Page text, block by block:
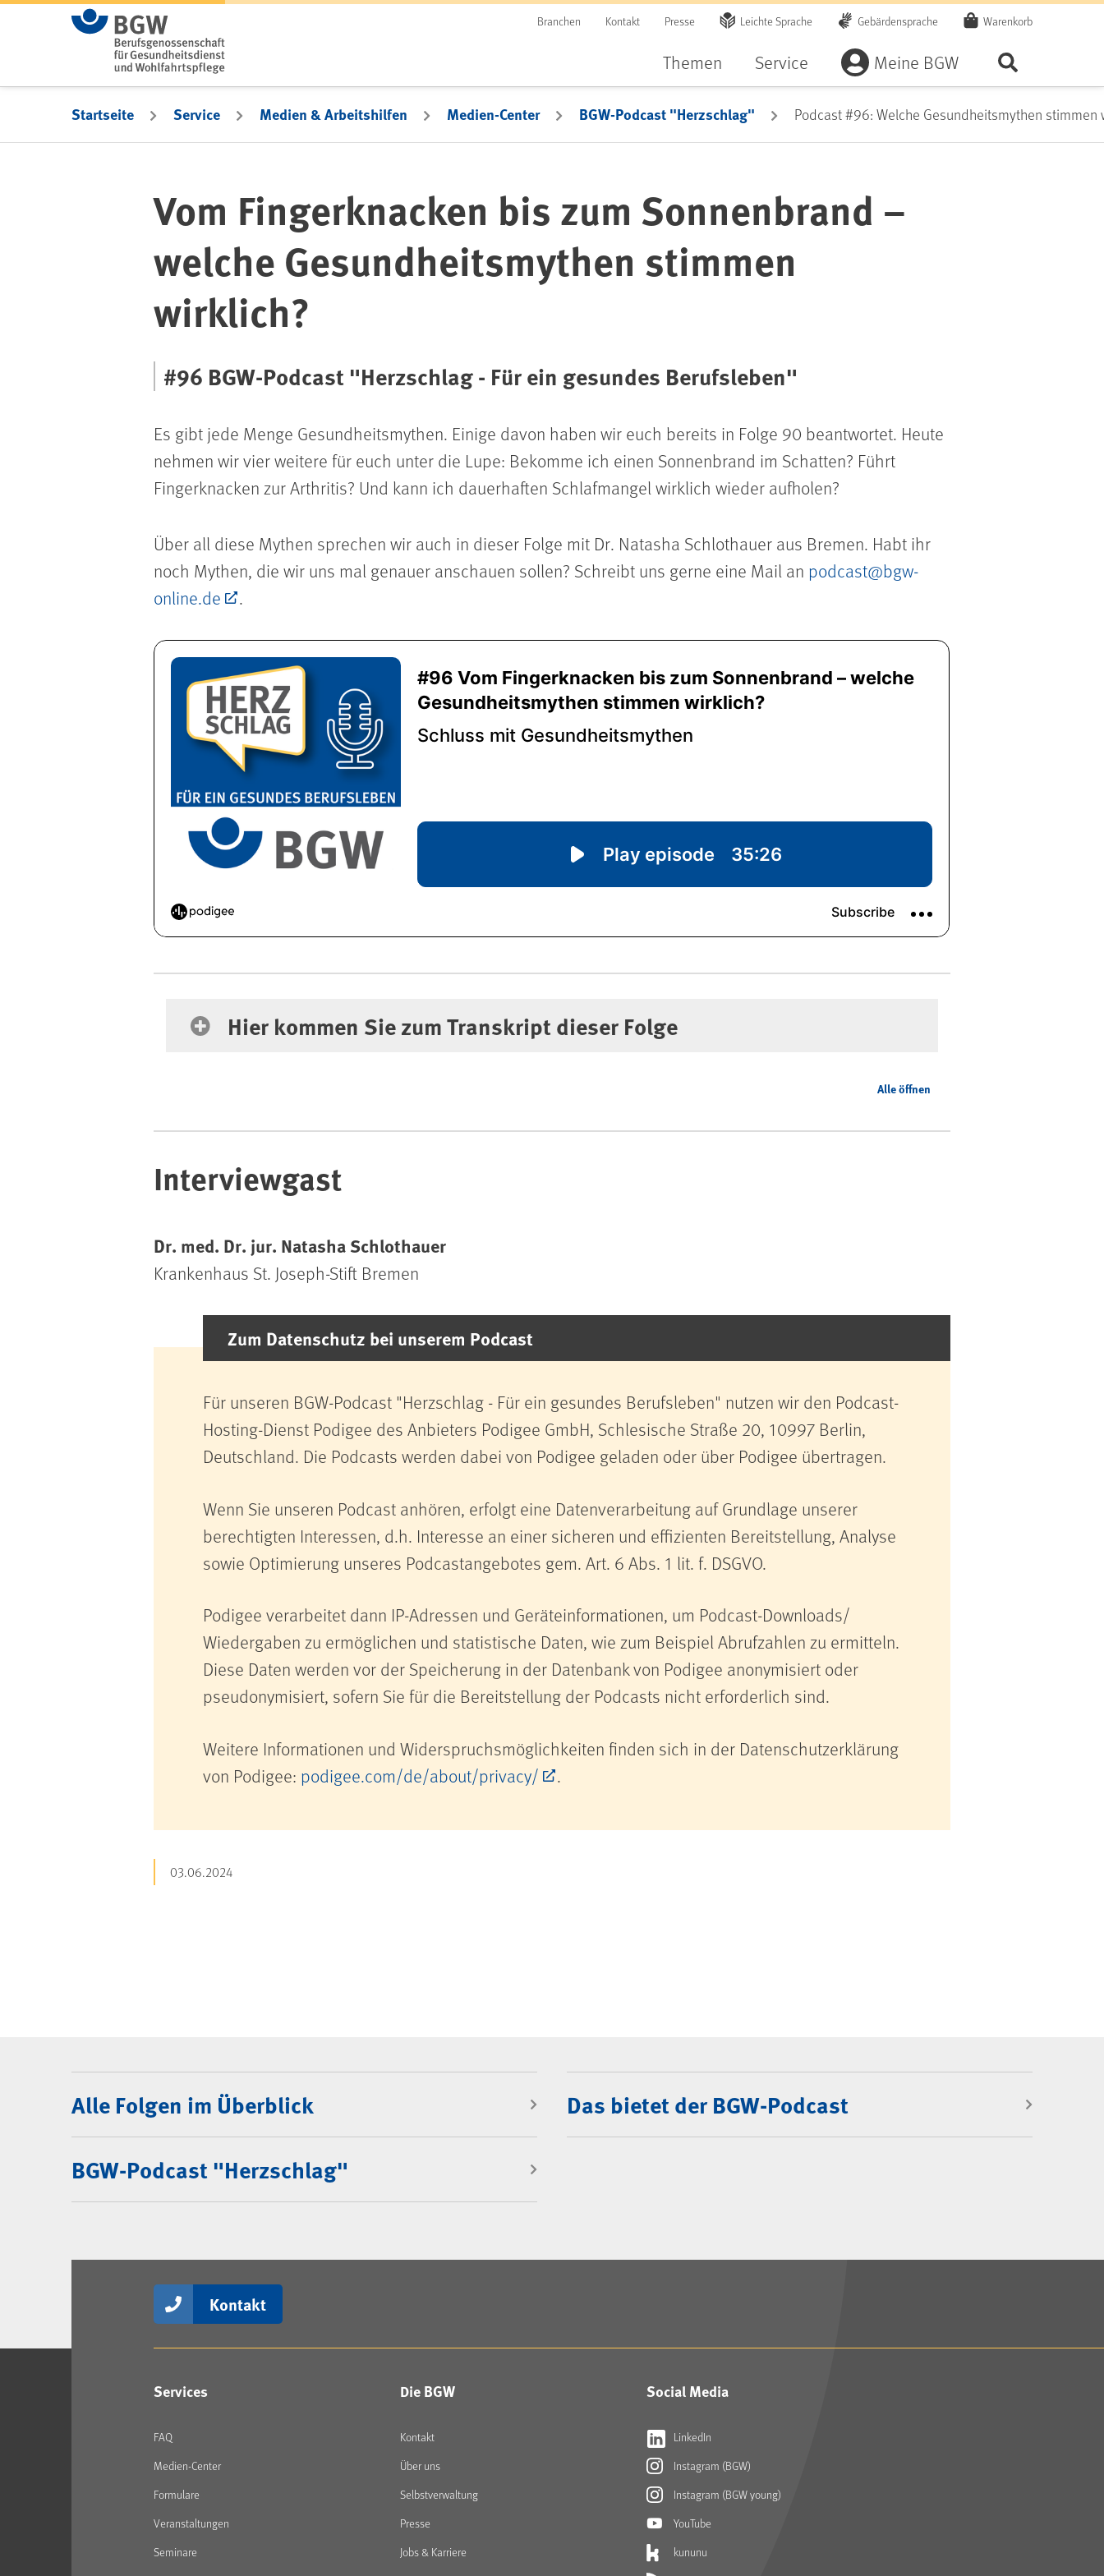
Zum Hauptinhalt springen Branchen Kontakt Presse Leichte Sprache Gebärdensprache Warenkorb
Themen Service Meine BGW
Startseite Service Medien & Arbeitshilfen Medien-Center BGW-Podcast "Herzschlag" Podcast #96: Welche Gesundheitsmythen stimmen
Vom Fingerknacken bis zum Sonnenbrand –
welche Gesundheitsmythen stimmen
wirklich?
#96 BGW-Podcast "Herzschlag - Für ein gesundes Berufsleben"
Es gibt jede Menge Gesundheitsmythen. Einige davon haben wir euch bereits in Folge 90 beantwortet. Heute
nehmen wir vier weitere für euch unter die Lupe: Bekomme ich einen Sonnenbrand im Schatten? Führt
Fingerknacken zur Arthritis? Und kann ich dauerhaften Schlafmangel wirklich wieder aufholen?
Über all diese Mythen sprechen wir auch in dieser Folge mit Dr. Natasha Schlothauer aus Bremen. Habt ihr
noch Mythen, die wir uns mal genauer anschauen sollen? Schreibt uns gerne eine Mail an podcast@bgw-
online.de
.
Hier kommen Sie zum Transkript dieser Folge
Hier kommen Sie zum Transkript dieser Folge
Alle öffnen
Interviewgast
Dr. med. Dr. jur. Natasha Schlothauer
Krankenhaus St. Joseph-Stift Bremen
Zum Datenschutz bei unserem Podcast
Für unseren BGW-Podcast "Herzschlag - Für ein gesundes Berufsleben" nutzen wir den Podcast-
Hosting-Dienst Podigee des Anbieters Podigee GmbH, Schlesische Straße 20, 10997 Berlin,
Deutschland. Die Podcasts werden dabei von Podigee geladen oder über Podigee übertragen.
Wenn Sie unseren Podcast anhören, erfolgt eine Datenverarbeitung auf Grundlage unserer
berechtigten Interessen, d.h. Interesse an einer sicheren und effizienten Bereitstellung, Analyse
sowie Optimierung unseres Podcastangebotes gem. Art. 6 Abs. 1 lit. f. DSGVO.
Podigee verarbeitet dann IP-Adressen und Geräteinformationen, um Podcast-Downloads/
Wiedergaben zu ermöglichen und statistische Daten, wie zum Beispiel Abrufzahlen zu ermitteln.
Diese Daten werden vor der Speicherung in der Datenbank von Podigee anonymisiert oder
pseudonymisiert, sofern Sie für die Bereitstellung der Podcasts nicht erforderlich sind.
Weitere Informationen und Widerspruchsmöglichkeiten finden sich in der Datenschutzerklärung
von Podigee: podigee.com/de/about/privacy/ .
03.06.2024
BGW-Podcast
Alle Folgen im Überblick
Das bietet der BGW-Podcast
BGW-Podcast "Herzschlag"
Kontakt
Services
FAQ
Medien-Center
Formulare
Veranstaltungen
Seminare
Die BGW
Kontakt
Über uns
Selbstverwaltung
Presse
Jobs & Karriere
Social Media
LinkedIn
Instagram (BGW)
Instagram (BGW young)
YouTube
kununu